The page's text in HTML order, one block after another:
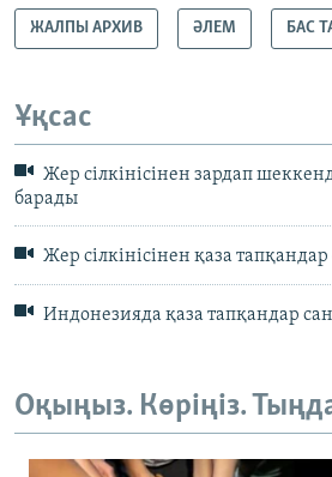
ЖАЛПЫ АРХИВ ӘЛЕМ БАС
Ұқсас
Жер сілкінісінен зардап
барады
Жер сілкінісінен қаза
Индонезияда қаза тапқандар
Оқыңыз. Көріңіз.